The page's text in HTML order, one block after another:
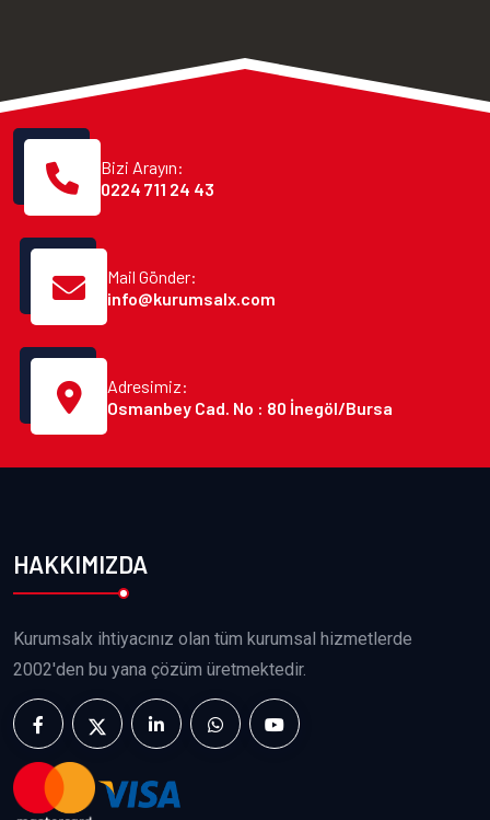
Bizi Arayın:
0224 711 24 43
Mail Gönder:
info@kurumsalx.com
Adresimiz:
Osmanbey Cad. No : 80 İnegöl/Bursa
HAKKIMIZDA
Kurumsalx ihtiyacınız olan tüm kurumsal hizmetlerde
2002'den bu yana çözüm üretmektedir.